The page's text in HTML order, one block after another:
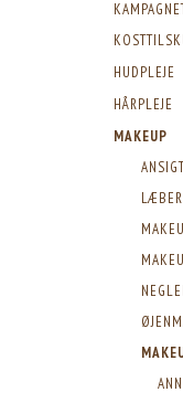
HUDPLEJE
HÅRPLEJE
MAKEUP
LÆBER